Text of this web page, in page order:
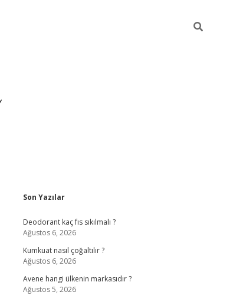
Sidebar
Son Yazılar
Deodorant kaç fıs sıkılmalı ?
Ağustos 6, 2026
Kumkuat nasıl çoğaltılır ?
Ağustos 6, 2026
Avene hangi ülkenin markasıdır ?
Ağustos 5, 2026